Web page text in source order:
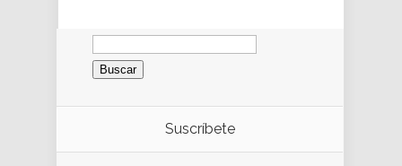
Buscar:
Suscríbete